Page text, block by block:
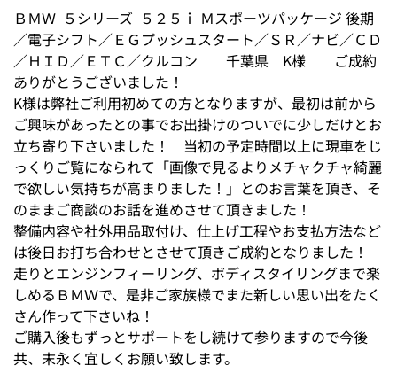
ＢＭＷ ５シリーズ ５２５ｉ Ｍスポーツパッケージ 後期
／電子シフト／ＥＧプッシュスタート／ＳＲ／ナビ／ＣＤ
／ＨＩＤ／ＥＴＣ／クルコン 千葉県 K様 ご成約
ありがとうございました！
K様は弊社ご利用初めての方となりますが、最初は前から
ご興味があったとの事でお出掛けのついでに少しだけとお
立ち寄り下さいました！ 当初の予定時間以上に現車をじ
っくりご覧になられて「画像で見るよりメチャクチャ綺麗
で欲しい気持ちが高まりました！」とのお言葉を頂き、そ
のままご商談のお話を進めさせて頂きました！
整備内容や社外用品取付け、仕上げ工程やお支払方法など
は後日お打ち合わせとさせて頂きご成約となりました！
走りとエンジンフィーリング、ボディスタイリングまで楽
しめるＢＭＷで、是非ご家族様でまた新しい思い出をたく
さん作って下さいね！
ご購入後もずっとサポートをし続けて参りますので今後
共、末永く宜しくお願い致します。